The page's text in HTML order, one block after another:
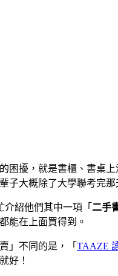
困擾，就是書櫃、書桌
子大概除了大學聯考完
介紹他們其中一項「 二手
能在上面買得到。
」不同的是，「 TAAZE
好！